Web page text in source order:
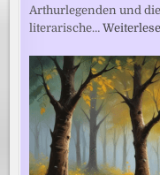
Arthurlegenden und
literarische…